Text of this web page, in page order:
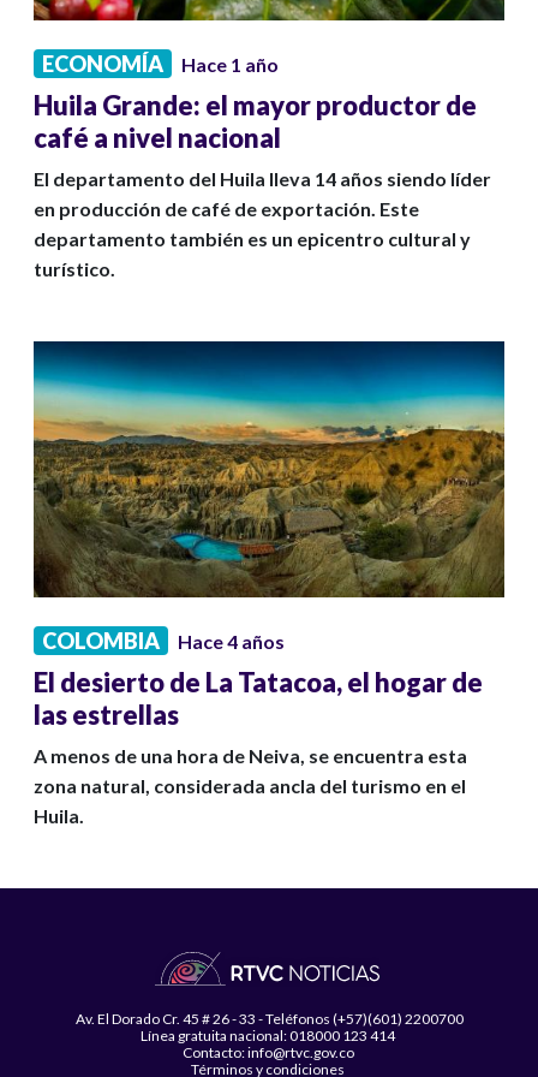
ECONOMÍA Hace 1 año
Huila Grande: el mayor productor de
café a nivel nacional
El departamento del Huila lleva 14 años siendo líder
en producción de café de exportación. Este
departamento también es un epicentro cultural y
turístico.
COLOMBIA Hace 4 años
El desierto de La Tatacoa, el hogar de
las estrellas
A menos de una hora de Neiva, se encuentra esta
zona natural, considerada ancla del turismo en el
Huila.
Av. El Dorado Cr. 45 # 26 - 33 - Teléfonos (+57)(601) 2200700
Línea gratuita nacional: 018000 123 414
Contacto: info@rtvc.gov.co
Términos y condiciones